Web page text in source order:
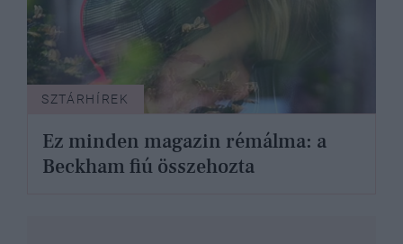
SZTÁRHÍREK
Ez minden magazin rémálma: a
Beckham fiú összehozta